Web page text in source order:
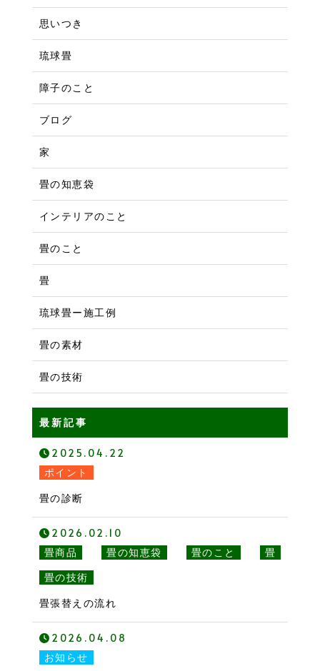
思いつき
琉球畳
障子のこと
ブログ
家
畳の知恵袋
インテリアのこと
畳のこと
畳
琉球畳ー施工例
畳の素材
畳の技術
最新記事
2025.04.22
ポイント
畳の診断
2026.02.10
畳商品 畳の知恵袋 畳のこと 畳
畳の技術
畳張替えの流れ
2026.04.08
お知らせ